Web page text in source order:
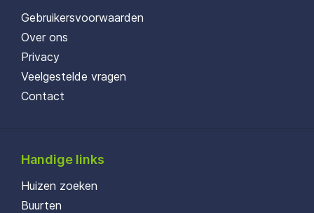
Gebruikersvoorwaarden
Over ons
Privacy
Veelgestelde vragen
Contact
Handige links
Huizen zoeken
Buurten